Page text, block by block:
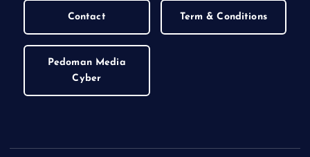
Contact Term & Conditions
Pedoman Media
Cyber